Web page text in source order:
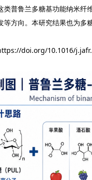
类普鲁兰多糖基功能纳米纤
等方向。本研究结果也为多
doi.org/10.1016/